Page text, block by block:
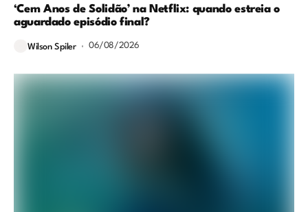
‘Cem Anos de Solidão’ na Netflix: quando estreia o
aguardado episódio final?
Wilson Spiler 06/08/2026